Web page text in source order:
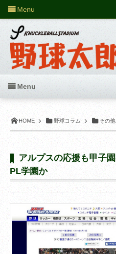
HOME 野球コラム その他
アルプスの応援も甲子
PL学園か
Menu
Menu